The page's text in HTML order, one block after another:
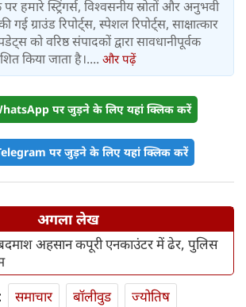
हमारे स्ट्रिंगर्स, विश्वसनीय स्रोतों और अनुभवी
गई ग्राउंड रिपोर्ट्स, स्पेशल रिपोर्ट्स, साक्षात्कार
को वरिष्ठ संपादकों द्वारा सावधानीपूर्वक
किया जाता है।.... और पढ़ें
पर जुड़ने के लिए यहां क्लिक करें
पर जुड़ने के लिए यहां क्लिक करें
अगला लेख
अहसान कपूरी एनकाउंटर में ढेर, पुलिस
समाचार बॉलीवुड
ज्योतिष